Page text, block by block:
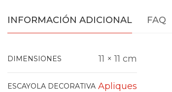
INFORMACIÓN ADICIONAL FAQ
DIMENSIONES 11 × 11 cm
ESCAYOLA DECORATIVA Apliques